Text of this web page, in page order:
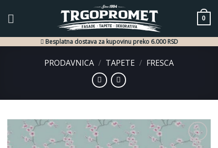
0
Besplatna dostava za kupovinu preko 6.000 RSD
PRODAVNICA / TAPETE / FRESCA